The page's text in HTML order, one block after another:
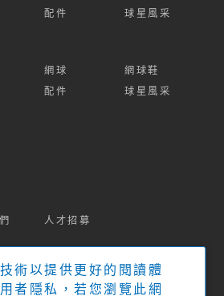
配件 球星風采
網球
網球鞋
配件 球星風采
人才招募
系統
術以提供更好的閱讀體
者隱私，若您瀏覽此網